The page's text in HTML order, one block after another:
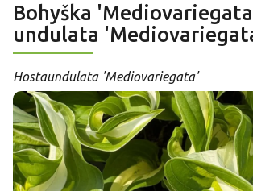
Bohyška
undulata
Hostaundulata 'Mediovariegata'